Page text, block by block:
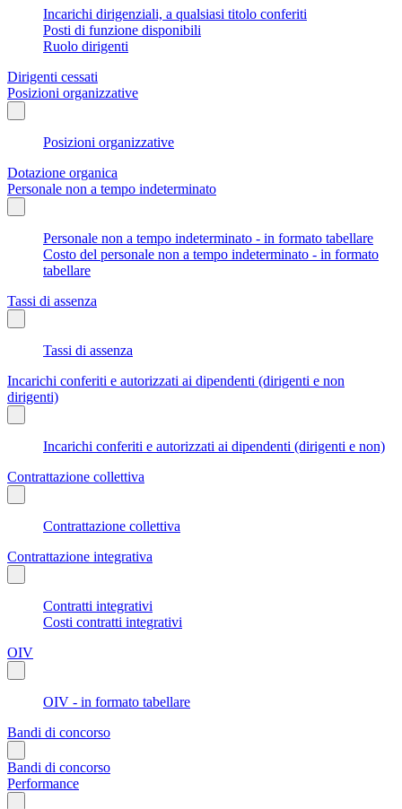
Incarichi dirigenziali, a qualsiasi titolo conferiti
Posti di funzione disponibili
Ruolo dirigenti
Dirigenti cessati
Posizioni organizzative
Posizioni organizzative
Dotazione organica
Personale non a tempo indeterminato
Personale non a tempo indeterminato - in formato tabellare
Costo del personale non a tempo indeterminato - in formato
tabellare
Tassi di assenza
Tassi di assenza
Incarichi conferiti e autorizzati ai dipendenti (dirigenti e non
dirigenti)
Incarichi conferiti e autorizzati ai dipendenti (dirigenti e non)
Contrattazione collettiva
Contrattazione collettiva
Contrattazione integrativa
Contratti integrativi
Costi contratti integrativi
OIV
OIV - in formato tabellare
Bandi di concorso
Bandi di concorso
Performance